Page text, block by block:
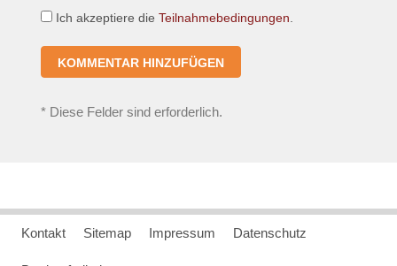
Ich akzeptiere die Teilnahmebedingungen
*Diese Felder sind erforderlich.
Kontakt Sitemap Impressum Datenschutz